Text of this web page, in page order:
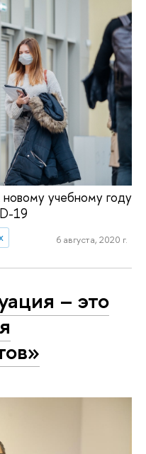
учебному году
19
6 августа, 2020 г.
– это